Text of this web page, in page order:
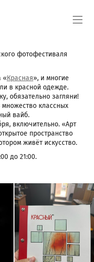
фотофестиваля
«Красная», и многие
в красной одежде.
обязательно загляни!
множество классных
вайб.
включительно. «Арт
пространство
живёт искусство.
до 21:00.